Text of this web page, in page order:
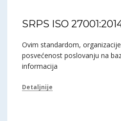
SRPS ISO
Ovim standardom,
posvećenost poslovanju na
informacija
Detaljnije